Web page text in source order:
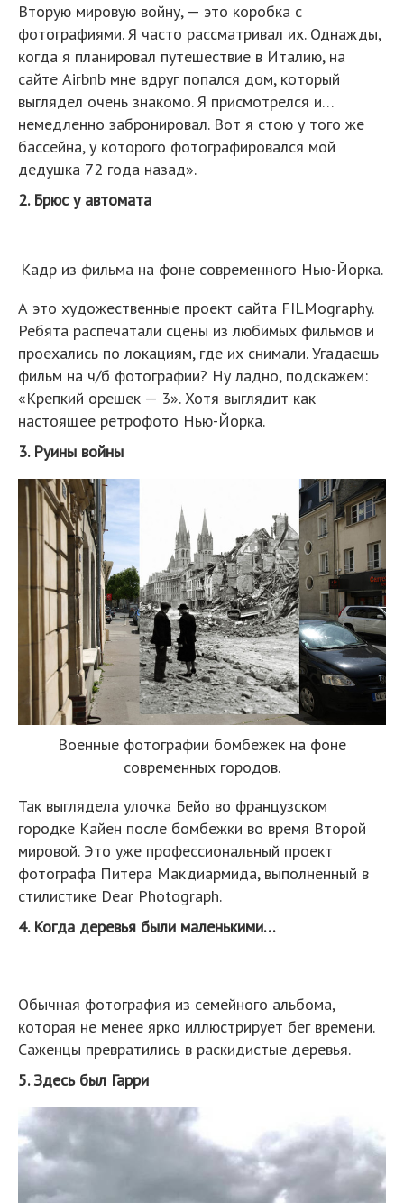
Вторую мировую войну, — это коробка с
фотографиями. Я часто рассматривал их. Однажды,
когда я планировал путешествие в Италию, на
сайте Airbnb мне вдруг попался дом, который
выглядел очень знакомо. Я присмотрелся и…
немедленно забронировал. Вот я стою у того же
бассейна, у которого фотографировался мой
дедушка 72 года назад».
2. Брюс у автомата
Кадр из фильма на фоне современного Нью-Йорка.
А это художественные проект сайта FILMography.
Ребята распечатали сцены из любимых фильмов и
проехались по локациям, где их снимали. Угадаешь
фильм на ч/б фотографии? Ну ладно, подскажем:
«Крепкий орешек — 3». Хотя выглядит как
настоящее ретрофото Нью-Йорка.
3. Руины войны
Военные фотографии бомбежек на фоне
современных городов.
Так выглядела улочка Бейо во французском
городке Кайен после бомбежки во время Второй
мировой. Это уже профессиональный проект
фотографа Питера Макдиармида, выполненный в
стилистике Dear Photograph.
4. Когда деревья были маленькими…
Обычная фотография из семейного альбома,
которая не менее ярко иллюстрирует бег времени.
Саженцы превратились в раскидистые деревья.
5. Здесь был Гарри